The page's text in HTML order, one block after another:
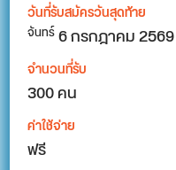
วันที่รับสมัครวันสุดท้าย
จันทร์6 กรกฎาคม 2569
จำนวนที่รับ
300 คน
ค่าใช้จ่าย
ฟรี